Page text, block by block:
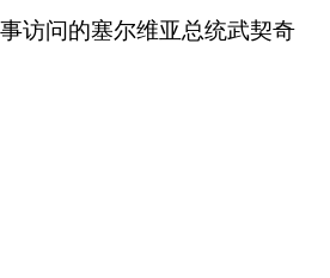
访问的塞尔维亚总统武契奇